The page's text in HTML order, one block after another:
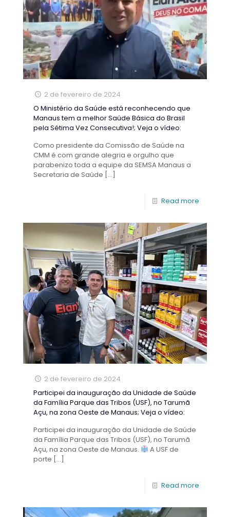
2 de fevereiro de 2024
O Ministério da Saúde está reconhecendo que
Manaus tem a melhor Saúde Básica do Brasil
pela Sétima Vez Consecutiva!; Veja o vídeo:
Como presidente da Comissão de Saúde na
CMM é com grande alegria e orgulho que
parabenizo toda a equipe da SEMSA Manaus a
Secretaria de Saúde […]
Read more
2 de fevereiro de 2024
Participei da inauguração da Unidade de Saúde
da Família Parque das Tribos (USF), no Tarumã
Açu, na zona Oeste de Manaus; Veja o vídeo:
Participei da inauguração da Unidade de Saúde
da Família Parque das Tribos (USF), no Tarumã
Açu, na zona Oeste de Manaus.
A USF de
porte […]
Read more